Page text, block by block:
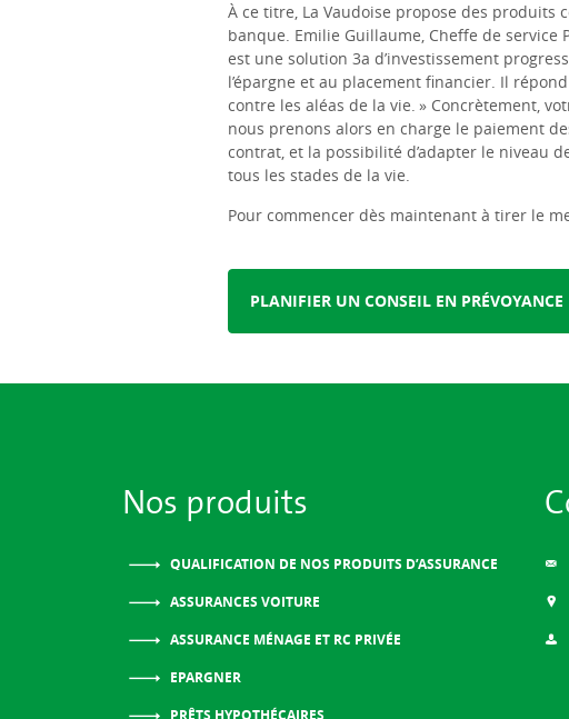
À ce titre, La Vaudoise propose des
banque. Emilie Guillaume, Cheffe de service
est une solution 3a d’investissement
l’épargne et au placement financier. Il
contre les aléas de la vie. » Concrètement,
nous prenons alors en charge le paiement
contrat, et la possibilité d’adapter le niveau
tous les stades de la vie.
Pour commencer dès maintenant à tirer le
PLANIFIER UN CONSEIL EN PRÉVOYANCE
Nos produits
QUALIFICATION DE NOS PRODUITS D’ASSURANCE
ASSURANCES VOITURE
ASSURANCE MÉNAGE ET RC PRIVÉE
EPARGNER
PRÊTS HYPOTHÉCAIRES